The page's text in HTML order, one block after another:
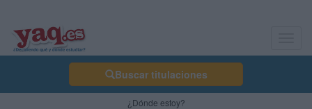
Buscar titulaciones
¿Dónde estoy?